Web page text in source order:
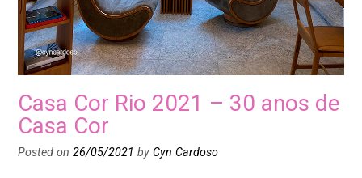
Casa Cor Rio 2021 – 30 anos de
Casa Cor
Posted on 26/05/2021 by Cyn Cardoso